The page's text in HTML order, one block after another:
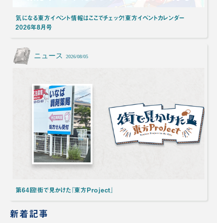
気になる東方イベント情報はここでチェック！東方イベントカレンダー
2026年8月号
ニュース 2026/08/05
第64回！街で見かけた『東方Project』
新着記事